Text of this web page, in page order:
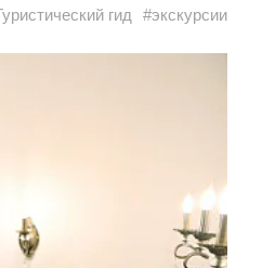
гид #экскурсии